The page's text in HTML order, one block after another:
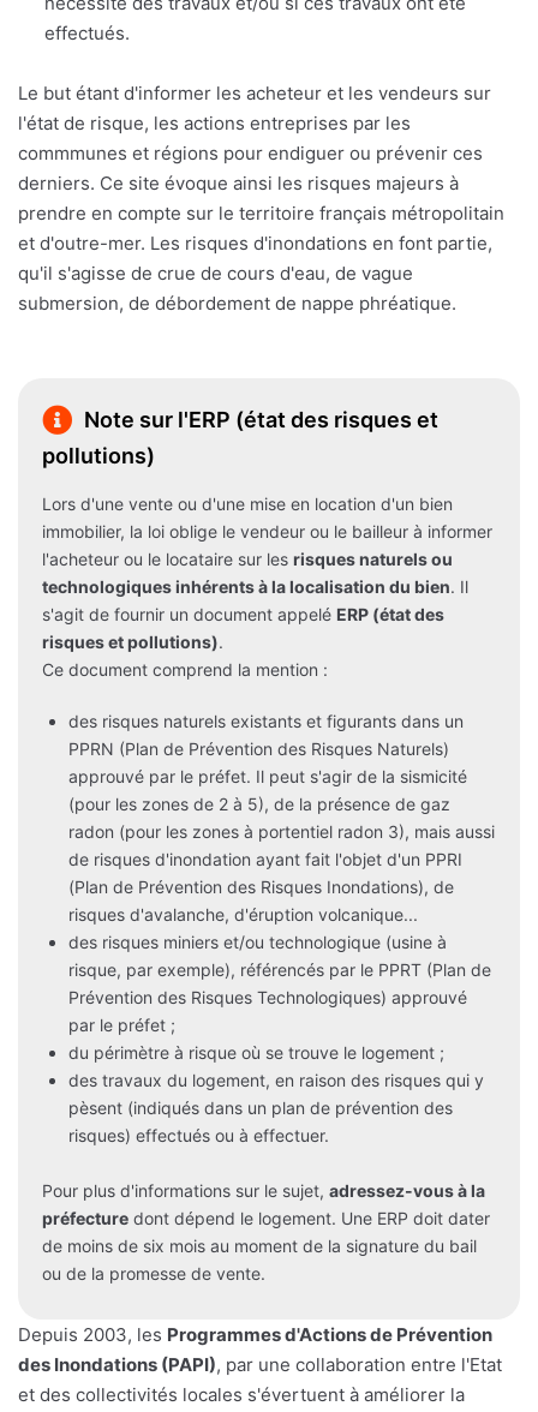
effectués.
Le but étant d'informer les acheteur et les vendeurs sur
l'état de risque, les actions entreprises par les
commmunes et régions pour endiguer ou prévenir ces
derniers. Ce site évoque ainsi les risques majeurs à
prendre en compte sur le territoire français métropolitain
et d'outre-mer. Les risques d'inondations en font partie,
qu'il s'agisse de crue de cours d'eau, de vague
submersion, de débordement de nappe phréatique.
Note sur l'ERP (état des risques et
pollutions)
Lors d'une vente ou d'une mise en location d'un bien
immobilier, la loi oblige le vendeur ou le bailleur à informer
l'acheteur ou le locataire sur les risques naturels ou
technologiques inhérents à la localisation du bien. Il
s'agit de fournir un document appelé ERP (état des
risques et pollutions).
Ce document comprend la mention :
des risques naturels existants et figurants dans un
PPRN (Plan de Prévention des Risques Naturels)
approuvé par le préfet. Il peut s'agir de la sismicité
(pour les zones de 2 à 5), de la présence de gaz
radon (pour les zones à portentiel radon 3), mais aussi
de risques d'inondation ayant fait l'objet d'un PPRI
(Plan de Prévention des Risques Inondations), de
risques d'avalanche, d'éruption volcanique...
des risques miniers et/ou technologique (usine à
risque, par exemple), référencés par le PPRT (Plan de
Prévention des Risques Technologiques) approuvé
par le préfet ;
du périmètre à risque où se trouve le logement ;
des travaux du logement, en raison des risques qui y
pèsent (indiqués dans un plan de prévention des
risques) effectués ou à effectuer.
Pour plus d'informations sur le sujet, adressez-vous à la
préfecture dont dépend le logement. Une ERP doit dater
de moins de six mois au moment de la signature du bail
ou de la promesse de vente.
Depuis 2003, les Programmes d'Actions de Prévention
des Inondations (PAPI), par une collaboration entre l'Etat
et des collectivités locales s'évertuent à améliorer la